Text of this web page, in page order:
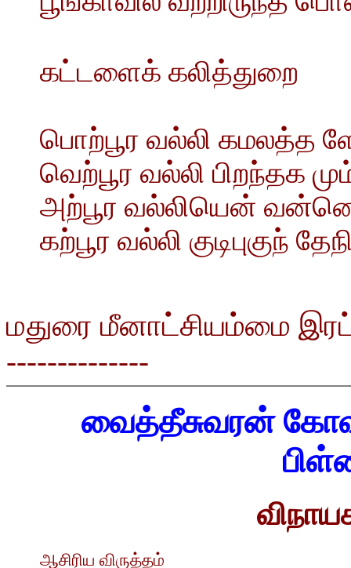
கட்டளைக் கலித்துறை
பொற்பூர வல்லி கமலத்த
வெற்பூர வல்லி பிறந்தக
அற்பூர வல்லியென்
கற்பூர வல்லி குடிபுகுந்
மதுரை மீனாட்சியம்மை
--------------
வைத்தீசுவரன்
ஆசிரிய விருத்தம்